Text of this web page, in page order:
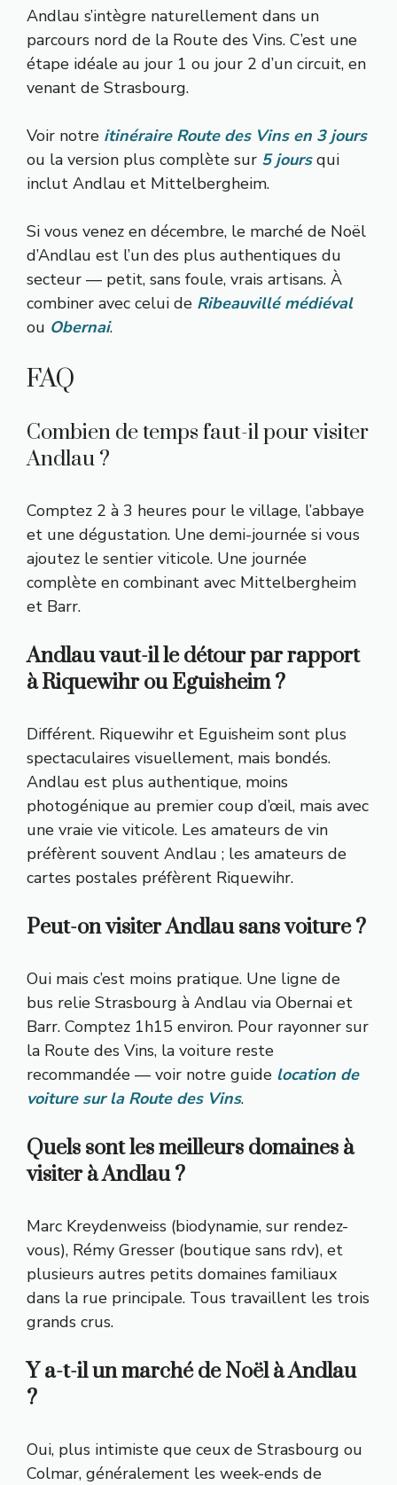
Andlau s’intègre naturellement dans un
parcours nord de la Route des Vins. C’est une
étape idéale au jour 1 ou jour 2 d’un circuit, en
venant de Strasbourg.
Voir notre itinéraire Route des Vins en 3 jours
ou la version plus complète sur 5 joursqui
inclut Andlau et Mittelbergheim.
Si vous venez en décembre, le marché de Noël
d’Andlau est l’un des plus authentiques du
secteur — petit, sans foule, vrais artisans. À
combiner avec celui de Ribeauvillé médiéval
ou Obernai.
FAQ
Combien de temps faut-il pour visiter
Andlau ?
Comptez 2 à 3 heures pour le village, l’abbaye
et une dégustation. Une demi-journée si vous
ajoutez le sentier viticole. Une journée
complète en combinant avec Mittelbergheim
et Barr.
Andlau vaut-il le détour par rapport
à Riquewihr ou Eguisheim ?
Différent. Riquewihr et Eguisheim sont plus
spectaculaires visuellement, mais bondés.
Andlau est plus authentique, moins
photogénique au premier coup d’œil, mais avec
une vraie vie viticole. Les amateurs de vin
préfèrent souvent Andlau ; les amateurs de
cartes postales préfèrent Riquewihr.
Peut-on visiter Andlau sans voiture ?
Oui mais c’est moins pratique. Une ligne de
bus relie Strasbourg à Andlau via Obernai et
Barr. Comptez 1h15 environ. Pour rayonner sur
la Route des Vins, la voiture reste
recommandée — voir notre guide location de
voiture sur la Route des Vins.
Quels sont les meilleurs domaines à
visiter à Andlau ?
Marc Kreydenweiss (biodynamie, sur rendez-
vous), Rémy Gresser (boutique sans rdv), et
plusieurs autres petits domaines familiaux
dans la rue principale. Tous travaillent les trois
grands crus.
Y a-t-il un marché de Noël à Andlau
?
Oui, plus intimiste que ceux de Strasbourg ou
Colmar, généralement les week-ends de